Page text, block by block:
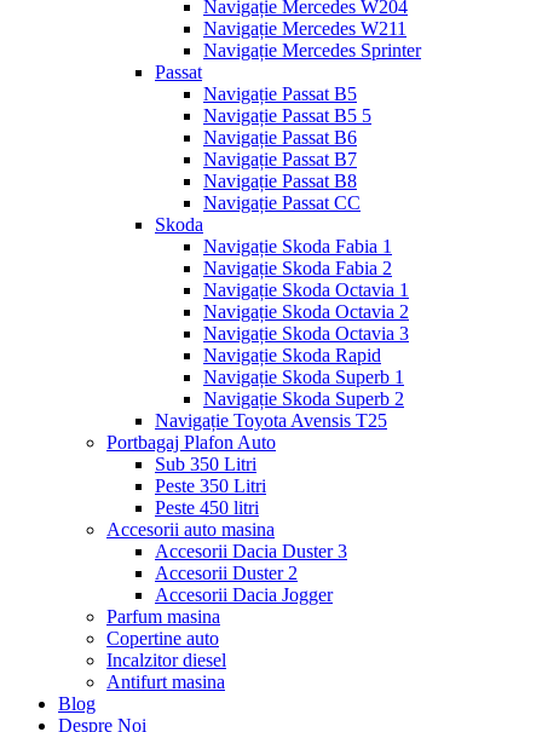
Navigație Mercedes W204
Navigație Mercedes W211
Navigație Mercedes Sprinter
Passat
Navigație Passat B5
Navigație Passat B5 5
Navigație Passat B6
Navigație Passat B7
Navigație Passat B8
Navigație Passat CC
Skoda
Navigație Skoda Fabia 1
Navigație Skoda Fabia 2
Navigație Skoda Octavia 1
Navigație Skoda Octavia 2
Navigație Skoda Octavia 3
Navigație Skoda Rapid
Navigație Skoda Superb 1
Navigație Skoda Superb 2
Navigație Toyota Avensis T25
Portbagaj Plafon Auto
Sub 350 Litri
Peste 350 Litri
Peste 450 litri
Accesorii auto masina
Accesorii Dacia Duster 3
Accesorii Duster 2
Accesorii Dacia Jogger
Parfum masina
Copertine auto
Incalzitor diesel
Antifurt masina
Blog
Despre Noi